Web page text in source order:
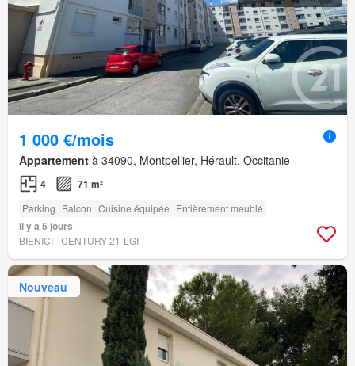
1 000 €/mois
Appartement à 34090, Montpellier, Hérault, Occitanie
4 71 m²
Parking Balcon Cuisine équipée Entièrement meublé
Il y a 5 jours
BIENICI - CENTURY-21-LGI
Nouveau